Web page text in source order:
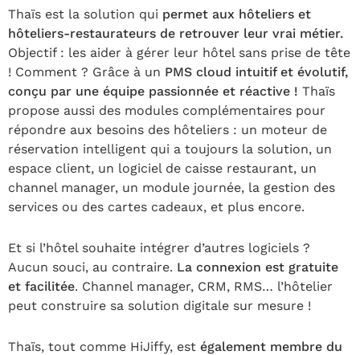
Thaïs est la solution qui permet aux hôteliers et
hôteliers-restaurateurs de retrouver leur vrai métier.
Objectif : les aider à gérer leur hôtel sans prise de tête
! Comment ? Grâce à un PMS cloud intuitif et évolutif,
conçu par une équipe passionnée et réactive ! Thaïs
propose aussi des modules complémentaires pour
répondre aux besoins des hôteliers : un moteur de
réservation intelligent qui a toujours la solution, un
espace client, un logiciel de caisse restaurant, un
channel manager, un module journée, la gestion des
services ou des cartes cadeaux, et plus encore.
Et si l’hôtel souhaite intégrer d’autres logiciels ?
Aucun souci, au contraire. La connexion est gratuite
et facilitée. Channel manager, CRM, RMS… l’hôtelier
peut construire sa solution digitale sur mesure !
Thaïs, tout comme HiJiffy, est également membre du